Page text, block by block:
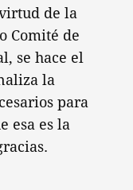
de la
Comité de
se hace el
la
para
esa es la